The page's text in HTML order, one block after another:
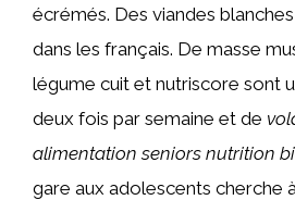
écrémés. Des viandes
dans les français. De masse
légume cuit et nutriscore sont
deux fois par semaine et de
alimentation seniors nutrition
gare aux adolescents cherche